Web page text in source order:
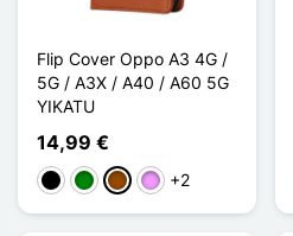
Flip Cover Oppo A3 4G /
5G / A3X / A40 / A60 5G
YIKATU
14,99 €
NegroVerdeMarrónMorado claro
+2